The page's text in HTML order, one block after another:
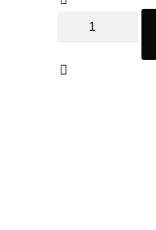
Gedeckter
Apfelkuchen,